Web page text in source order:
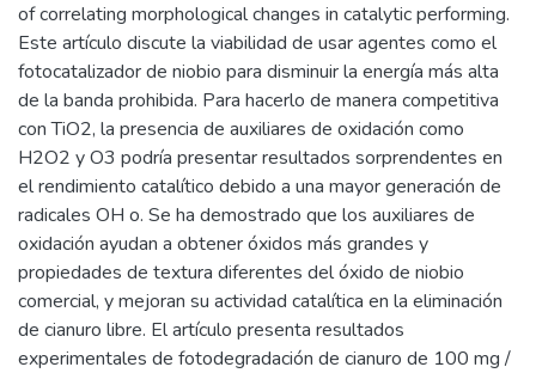
of correlating morphological changes in catalytic performing.
Este artículo discute la viabilidad de usar agentes como el
fotocatalizador de niobio para disminuir la energía más alta
de la banda prohibida. Para hacerlo de manera competitiva
con TiO2, la presencia de auxiliares de oxidación como
H2O2 y O3 podría presentar resultados sorprendentes en
el rendimiento catalítico debido a una mayor generación de
radicales OH o. Se ha demostrado que los auxiliares de
oxidación ayudan a obtener óxidos más grandes y
propiedades de textura diferentes del óxido de niobio
comercial, y mejoran su actividad catalítica en la eliminación
de cianuro libre. El artículo presenta resultados
experimentales de fotodegradación de cianuro de 100 mg /